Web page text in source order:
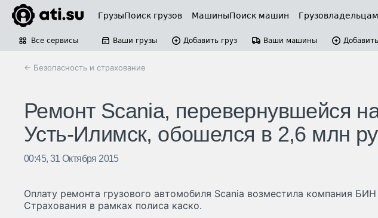
ГрузыПоиск грузов МашиныПоиск машин Грузовладельцам
Все сервисы Ваши грузы Добавить груз Ваши машины
← Безопасность и страхование
Ремонт Scania, перевернувшейся
Усть-Илимск, обошелся в 2,6 млн
00:45, 31 Октября 2015
Оплату ремонта грузового автомобиля Scania возместила компания БИН
Страхования в рамках полиса каско.